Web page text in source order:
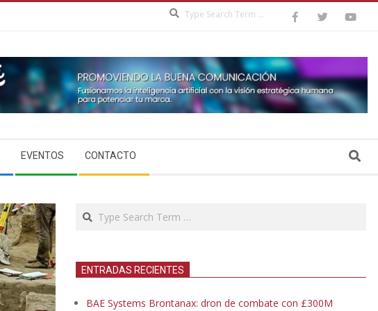
EVENTOS CONTACTO Search
Search
ENTRADAS RECIENTES
BAE Systems Brontanax: dron de combate con £300M